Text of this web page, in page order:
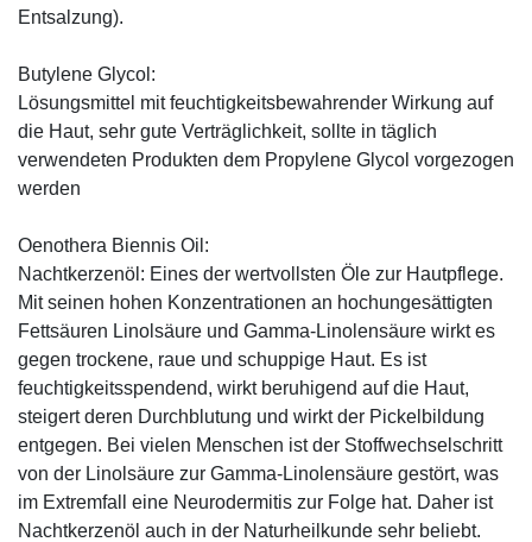
Entsalzung).
Butylene Glycol:
Lösungsmittel mit feuchtigkeitsbewahrender Wirkung auf
die Haut, sehr gute Verträglichkeit, sollte in täglich
verwendeten Produkten dem Propylene Glycol vorgezogen
werden
Oenothera Biennis Oil:
Nachtkerzenöl: Eines der wertvollsten Öle zur Hautpflege.
Mit seinen hohen Konzentrationen an hochungesättigten
Fettsäuren Linolsäure und Gamma-Linolensäure wirkt es
gegen trockene, raue und schuppige Haut. Es ist
feuchtigkeitsspendend, wirkt beruhigend auf die Haut,
steigert deren Durchblutung und wirkt der Pickelbildung
entgegen. Bei vielen Menschen ist der Stoffwechselschritt
von der Linolsäure zur Gamma-Linolensäure gestört, was
im Extremfall eine Neurodermitis zur Folge hat. Daher ist
Nachtkerzenöl auch in der Naturheilkunde sehr beliebt.